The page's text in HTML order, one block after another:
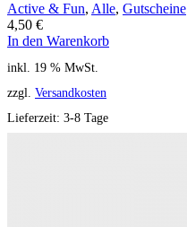
Active & Fun, Alle, Gutscheine
4,50 €
In den Warenkorb
inkl. 19 % MwSt.
zzgl. Versandkosten
Lieferzeit: 3-8 Tage